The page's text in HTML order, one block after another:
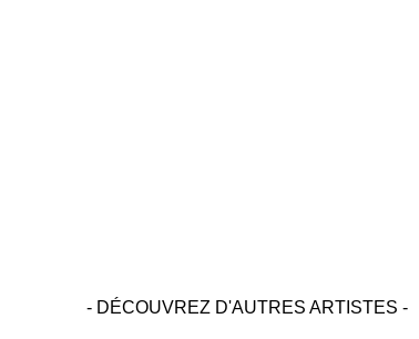
- DÉCOUVREZ D'AUTRES ARTISTES -